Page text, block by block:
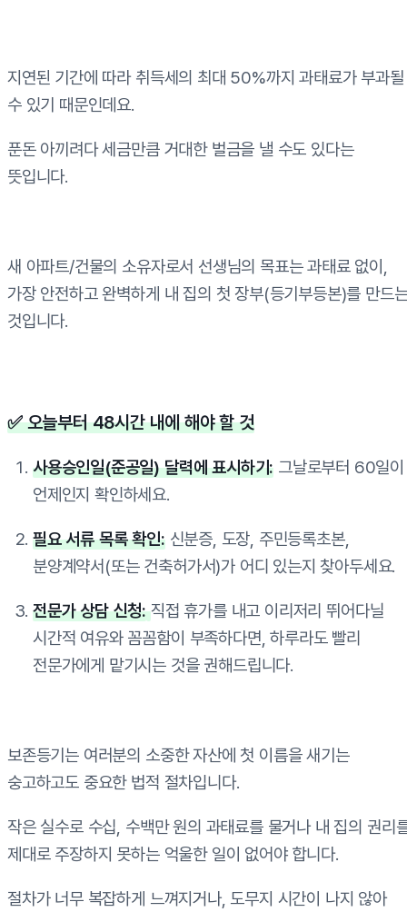
지연된 기간에 따라 취득세의 최대 50%까지 과태료가 부과될
수 있기 때문인데요.
푼돈 아끼려다 세금만큼 거대한 벌금을 낼 수도 있다는
뜻입니다.
새 아파트/건물의 소유자로서 선생님의 목표는 과태료 없이,
가장 안전하고 완벽하게 내 집의 첫 장부(등기부등본)를 만드
것입니다.
✅ 오늘부터 48시간 내에 해야 할 것
사용승인일(준공일) 달력에 표시하기: 그날로부터 60일이
언제인지 확인하세요.
필요 서류 목록 확인:신분증, 도장, 주민등록초본,
분양계약서(또는 건축허가서)가 어디 있는지 찾아두세요.
전문가 상담 신청: 직접 휴가를 내고 이리저리 뛰어다닐
시간적 여유와 꼼꼼함이 부족하다면, 하루라도 빨리
전문가에게 맡기시는 것을 권해드립니다.
보존등기는 여러분의 소중한 자산에 첫 이름을 새기는
숭고하고도 중요한 법적 절차입니다.
작은 실수로 수십, 수백만 원의 과태료를 물거나 내 집의 권리
제대로 주장하지 못하는 억울한 일이 없어야 합니다.
절차가 너무 복잡하게 느껴지거나, 도무지 시간이 나지 않아